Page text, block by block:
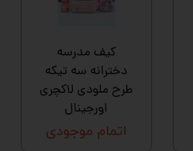
کیف مدرسه
دخترانه سه تیکه
طرح ملودی لاکچری
اورجینال
اتمام موجودی